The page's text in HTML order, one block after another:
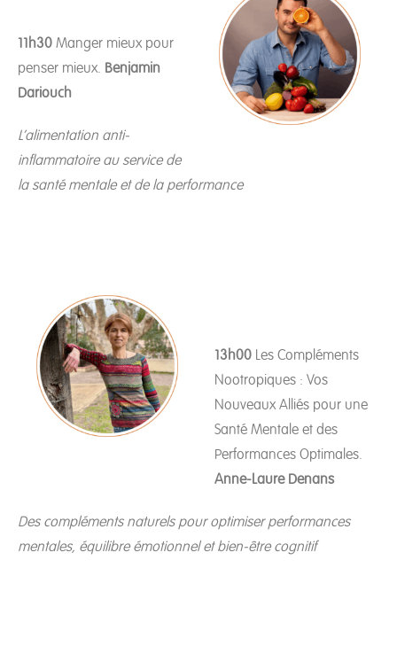
11h30 Manger mieux pour
penser mieux. Benjamin
Dariouch
L’alimentation anti-
inflammatoire au service de
la santé mentale et de la performance
13h00 Les Compléments
Nootropiques : Vos
Nouveaux Alliés pour une
Santé Mentale et des
Performances Optimales.
Anne-Laure Denans
Des compléments naturels pour optimiser performances
mentales, équilibre émotionnel et bien-être cognitif